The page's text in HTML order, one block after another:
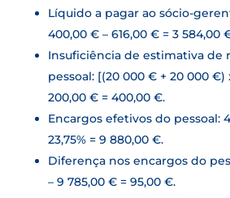
Líquido a pagar ao sócio-
400,00 € – 616,00 € = 3 584,00
Insuficiência de estimativa de
pessoal: [(20 000 € + 20 000 €)
200,00 € = 400,00 €.
Encargos efetivos do pessoal:
23,75% = 9 880,00 €.
Diferença nos encargos do
– 9 785,00 € = 95,00 €.